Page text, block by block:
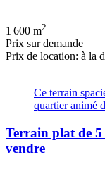
1 600 m2
Prix ​​sur demande
Prix de location: à la
Ce terrain
quartier animé
Terrain plat de
vendre